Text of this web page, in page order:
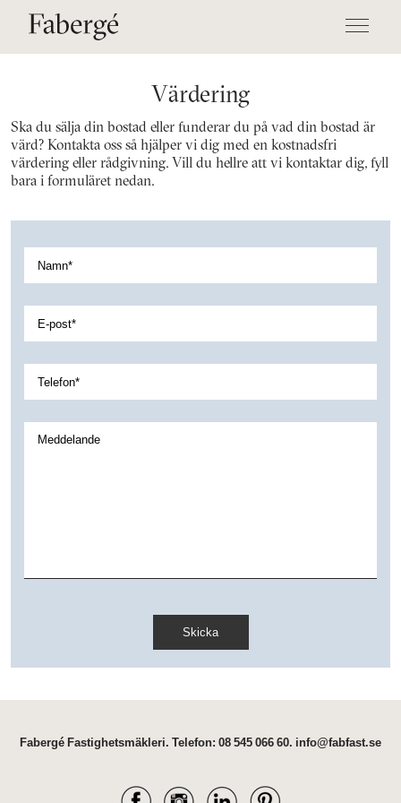
Värdering
Ska du sälja din bostad eller funderar du på vad din bostad är
värd? Kontakta oss så hjälper vi dig med en kostnadsfri
värdering eller rådgivning. Vill du hellre att vi kontaktar dig, fyll
bara i formuläret nedan.
Fabergé Fastighetsmäkleri. Telefon: 08 545 066 60. info@fabfast.se